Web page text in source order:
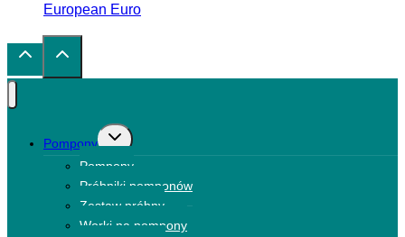
European Euro
Pompony Przełącz
menu
Pompony
Próbniki pomponów
Zestaw próbny
Worki na pompony